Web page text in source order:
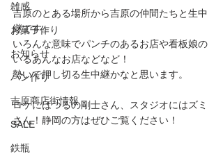
雑感
お菓子作り
お知らせ
パン作り
吉原商店街情報
SALE
鉄瓶
吉原のとある場所から吉原の仲間たちと生中
継です。
いろんな意味でパンチのあるお店や看板娘の
いるあんなお店などなど！
勢いで押し切る生中継かなと思います。
ロケにはつるの剛士さん、スタジオにはズミ
さん！静岡の方はぜひご覧ください！